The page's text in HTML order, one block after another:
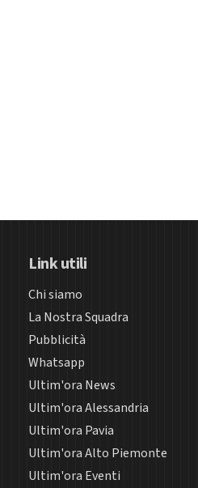
Link utili
Chi siamo
La Nostra Squadra
Pubblicità
Whatsapp
Ultim'ora News
Ultim'ora Alessandria
Ultim'ora Pavia
Ultim'ora Alto Piemonte
Ultim'ora Eventi